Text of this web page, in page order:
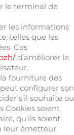
le terminal de
les informations
telles que les
Ces
d’améliorer le
fourniture des
configurer son
s’il souhaite ou
Cookies soient
qu’ils soient
leur émetteur.